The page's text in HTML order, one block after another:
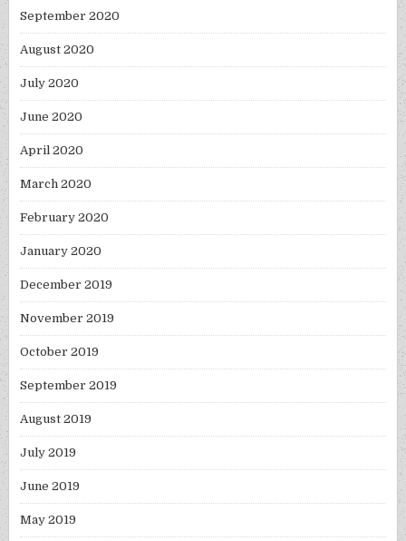
September 2020
August 2020
July 2020
June 2020
April 2020
March 2020
February 2020
January 2020
December 2019
November 2019
October 2019
September 2019
August 2019
July 2019
June 2019
May 2019